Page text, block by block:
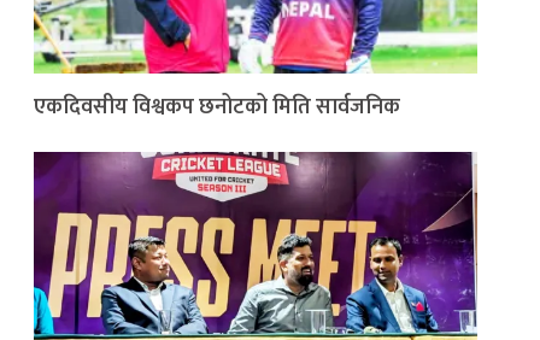
एकदिवसीय विश्वकप छनोटको मिति सार्वजनिक